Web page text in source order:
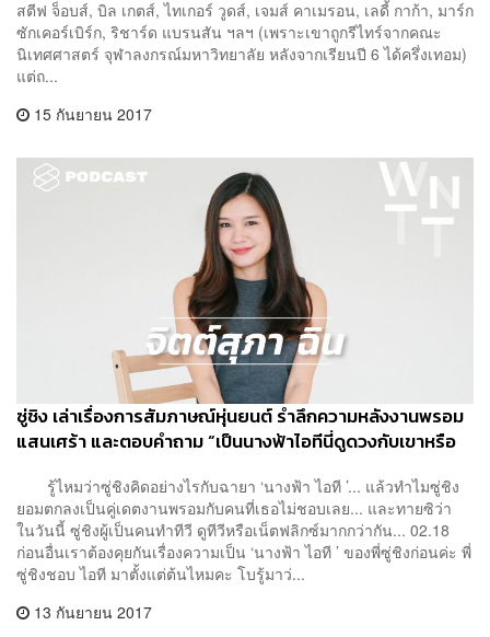
สตีฟ จ็อบส์, บิล เกตส์, ไทเกอร์ วูดส์, เจมส์ คาเมรอน, เลดี้ กาก้า, มาร์ก
ซักเคอร์เบิร์ก, ริชาร์ด แบรนสัน ฯลฯ (เพราะเขาถูกรีไทร์จากคณะ
นิเทศศาสตร์ จุฬาลงกรณ์มหาวิทยาลัย หลังจากเรียนปี 6 ได้ครึ่งเทอม)
แต่ถ...
15 กันยายน 2017
ซู่ชิง เล่าเรื่องการสัมภาษณ์หุ่นยนต์ รำลึกความหลังงานพรอม
แสนเศร้า และตอบคำถาม “เป็นนางฟ้าไอทีนี่ดูดวงกับเขาหรือ
รู้ไหมว่าซู่ชิงคิดอย่างไรกับฉายา ‘นางฟ้า ไอที ’... แล้วทำไมซู่ชิง
ยอมตกลงเป็นคู่เดตงานพรอมกับคนที่เธอไม่ชอบเลย... และทายซิว่า
ในวันนี้ ซู่ชิงผู้เป็นคนทำทีวี ดูทีวีหรือเน็ตฟลิกซ์มากกว่ากัน... 02.18
ก่อนอื่นเราต้องคุยกันเรื่องความเป็น ‘นางฟ้า ไอที ’ ของพี่ซู่ชิงก่อนค่ะ พี่
ซู่ชิงชอบ ไอที มาตั้งแต่ต้นไหมคะ โบรู้มาว่...
13 กันยายน 2017